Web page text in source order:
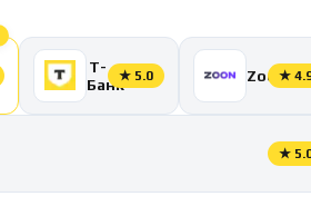
Т-
Банк★ 5.0 Zoon★
★